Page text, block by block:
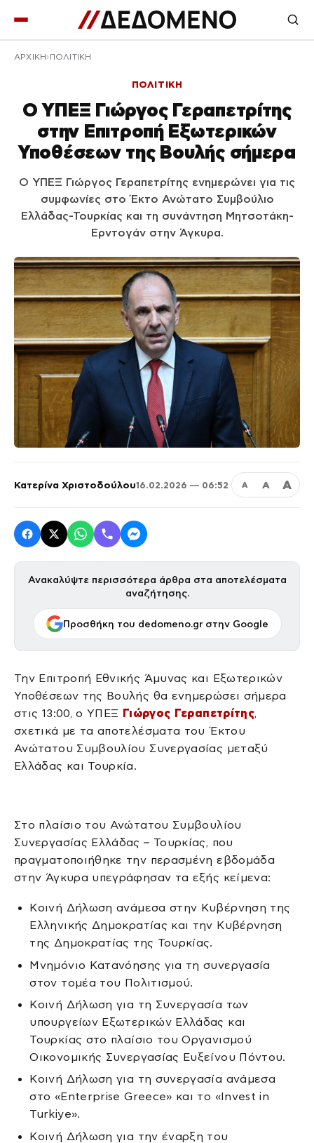
ΑΡΧΙΚΉ ΠΟΛΙΤΙΚΗ
ΠΟΛΙΤΙΚΗ
Ο ΥΠΕΞ Γιώργος Γεραπετρίτης
στην Επιτροπή Εξωτερικών
Υποθέσεων της Βουλής σήμερα
Ο ΥΠΕΞ Γιώργος Γεραπετρίτης ενημερώνει για τις
συμφωνίες στο Έκτο Ανώτατο Συμβούλιο
Ελλάδας-Τουρκίας και τη συνάντηση Μητσοτάκη-
Ερντογάν στην Άγκυρα.
Κατερίνα Χριστοδούλου16.02.2026 — 06:52 Α Α Α
Ανακαλύψτε περισσότερα άρθρα στα αποτελέσματα
αναζήτησης.
Προσθήκη του dedomeno.gr στην Google
Την Επιτροπή Εθνικής Άμυνας και Εξωτερικών
Υποθέσεων της Βουλής θα ενημερώσει σήμερα
στις 13:00, ο ΥΠΕΞ Γιώργος Γεραπετρίτης,
σχετικά με τα αποτελέσματα του Έκτου
Ανώτατου Συμβουλίου Συνεργασίας μεταξύ
Ελλάδας και Τουρκία.
Στο πλαίσιο του Ανώτατου Συμβουλίου
Συνεργασίας Ελλάδας – Τουρκίας, που
πραγματοποιήθηκε την περασμένη εβδομάδα
στην Άγκυρα υπεγράφησαν τα εξής κείμενα:
Κοινή Δήλωση ανάμεσα στην Κυβέρνηση της
Ελληνικής Δημοκρατίας και την Κυβέρνηση
της Δημοκρατίας της Τουρκίας.
Μνημόνιο Κατανόησης για τη συνεργασία
στον τομέα του Πολιτισμού.
Κοινή Δήλωση για τη Συνεργασία των
υπουργείων Εξωτερικών Ελλάδας και
Τουρκίας στο πλαίσιο του Οργανισμού
Οικονομικής Συνεργασίας Ευξείνου Πόντου.
Κοινή Δήλωση για τη συνεργασία ανάμεσα
στο «Enterprise Greece» και το «Invest in
Turkiye».
Κοινή Δήλωση για την έναρξη του